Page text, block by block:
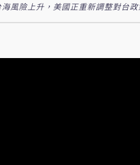
風險上升，美國正重新調整對台